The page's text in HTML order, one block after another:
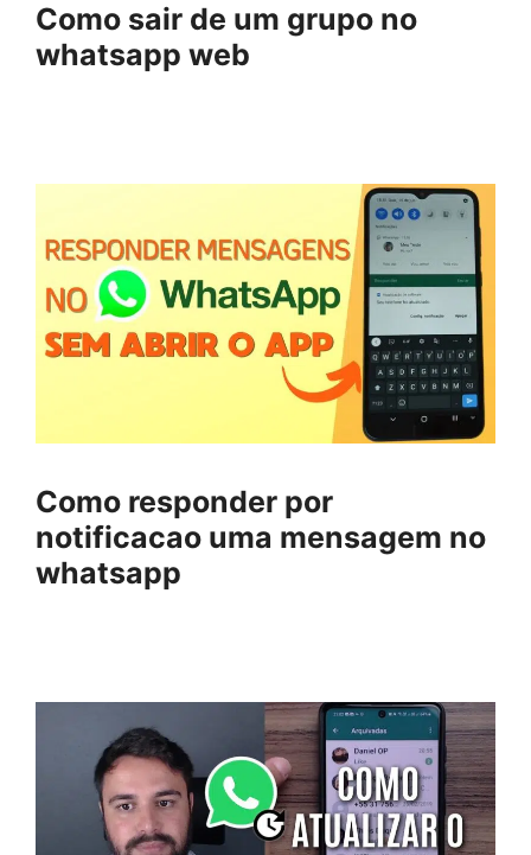
Como sair de um grupo no
whatsapp web
Como responder por
notificacao uma mensagem no
whatsapp